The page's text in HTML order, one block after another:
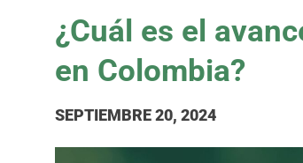
¿Cuál es el
en Colombia?
SEPTIEMBRE 20, 2024